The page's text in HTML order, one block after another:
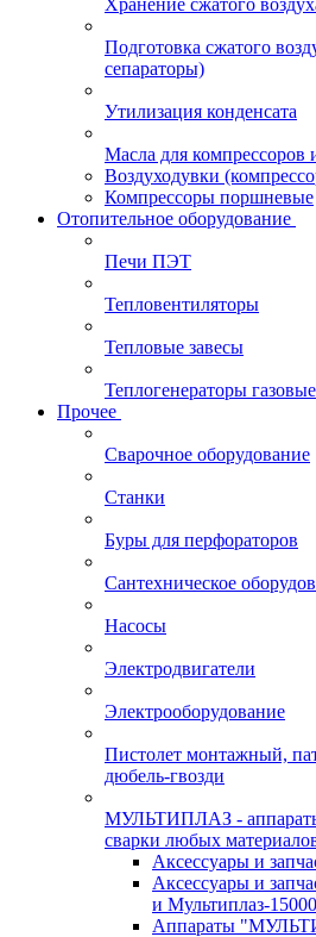
Хранение сжатого
Подготовка сжатого
сепараторы)
Утилизация конденсата
Масла для компрессоров
Воздуходувки
Компрессоры поршневые
Отопительное оборудование
Печи ПЭТ
Тепловентиляторы
Тепловые завесы
Теплогенераторы газовые
Прочее
Сварочное оборудование
Станки
Буры для перфораторов
Сантехническое
Насосы
Электродвигатели
Электрооборудование
Пистолет монтажный,
дюбель-гвозди
МУЛЬТИПЛАЗ - аппараты
сварки любых
Аксессуары и
Аксессуары и
и Мультиплаз-15000
Аппараты